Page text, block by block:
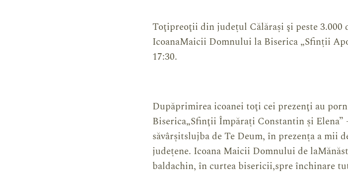
Toţipreoţii din județul Călărași şi peste 3.000
IcoanaMaicii Domnului la Biserica „Sfinții
17:30.
Dupăprimirea icoanei toţi cei prezenţi au
Biserica„Sfinţii Împărați Constantin și Elena”
săvârșitslujba de Te Deum, în prezența a mii
județene. Icoana Maicii Domnului de
baldachin, în curtea bisericii,spre închinare